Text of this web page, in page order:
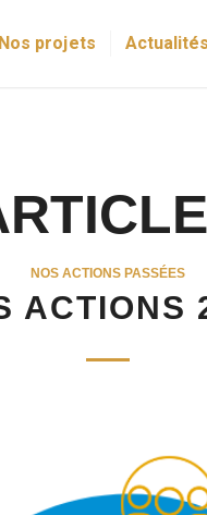
Nos projets Actualités
NOS ACTIONS PASSÉES
ACTIONS